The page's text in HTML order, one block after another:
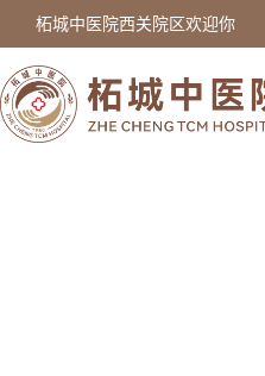
柘城中医院西关院区欢迎你